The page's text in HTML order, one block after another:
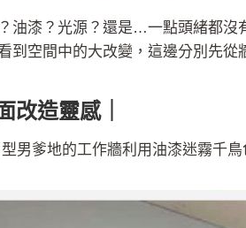
油漆？光源？還是…一點頭緒都沒
到空間中的大改變，這邊分別先
改造靈感｜
男爹地的工作牆利用油漆迷霧千鳥